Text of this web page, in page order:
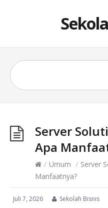
Server
Apa
/ Umum / Server
Manfaatnya?
Juli 7, 2026 Sekolah Bisnis